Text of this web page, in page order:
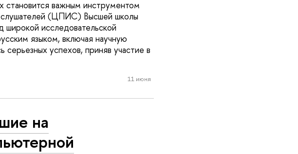
важным инструментом
слушателей (ЦПИС) Высшей школы
исследовательской
языком, включая научную
успехов, приняв участие в
11 июня
на